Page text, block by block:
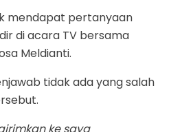
mendapat pertanyaan
di acara TV bersama
Meldianti.
tidak ada yang salah
ke saya